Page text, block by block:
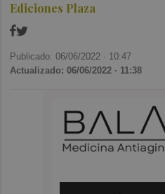
Ediciones Plaza
Publicado: 06/06/2022 · 10:47
Actualizado: 06/06/2022 · 11:38